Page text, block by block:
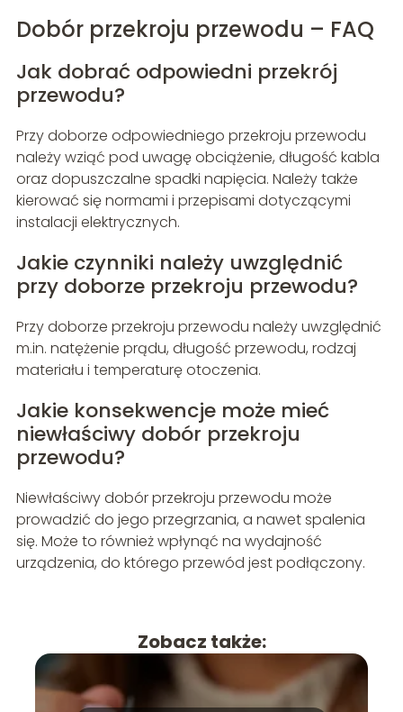
Dobór przekroju przewodu – FAQ
Jak dobrać odpowiedni przekrój
przewodu?
Przy doborze odpowiedniego przekroju przewodu
należy wziąć pod uwagę obciążenie, długość kabla
oraz dopuszczalne spadki napięcia. Należy także
kierować się normami i przepisami dotyczącymi
instalacji elektrycznych.
Jakie czynniki należy uwzględnić
przy doborze przekroju przewodu?
Przy doborze przekroju przewodu należy uwzględnić
m.in. natężenie prądu, długość przewodu, rodzaj
materiału i temperaturę otoczenia.
Jakie konsekwencje może mieć
niewłaściwy dobór przekroju
przewodu?
Niewłaściwy dobór przekroju przewodu może
prowadzić do jego przegrzania, a nawet spalenia
się. Może to również wpłynąć na wydajność
urządzenia, do którego przewód jest podłączony.
Zobacz także: